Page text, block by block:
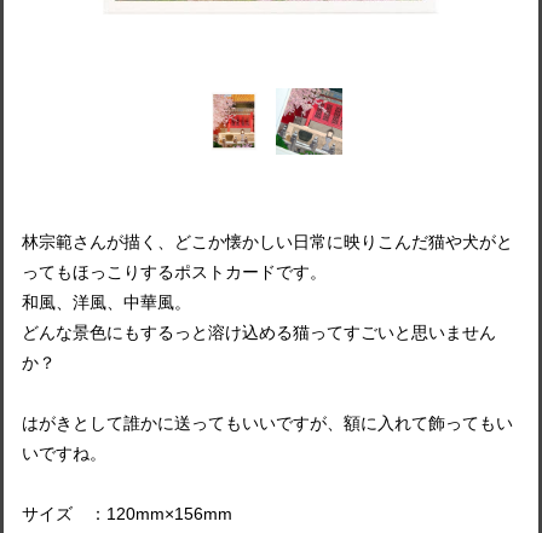
林宗範さんが描く、どこか懐かしい日常に映りこんだ猫や犬がと
ってもほっこりするポストカードです。
和風、洋風、中華風。
どんな景色にもするっと溶け込める猫ってすごいと思いません
か？
はがきとして誰かに送ってもいいですが、額に入れて飾ってもい
いですね。
サイズ ：120mm×156mm